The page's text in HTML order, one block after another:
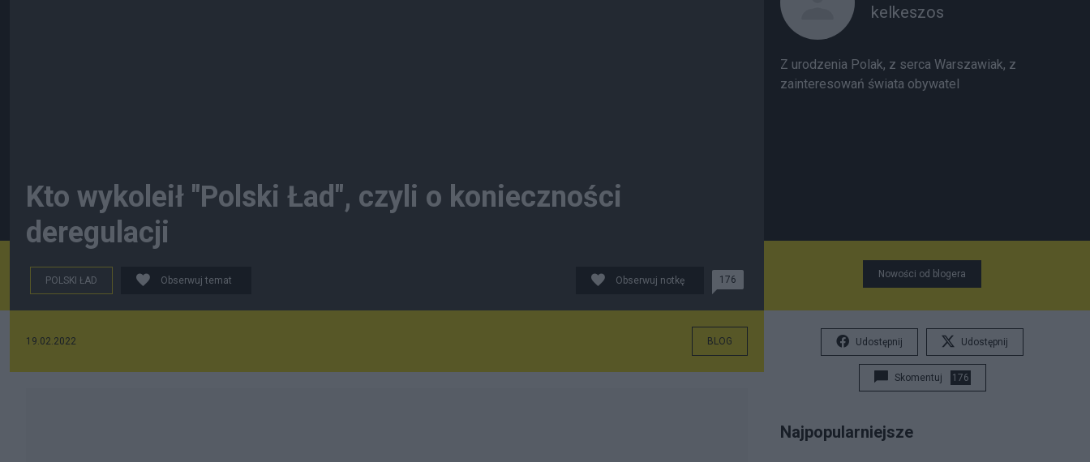
Kto wykoleił "Polski Ład", czyli o konieczności
deregulacji
POLSKI ŁAD Obserwuj temat Obserwuj notkę 176
19.02.2022 BLOG
kelkeszos
Z urodzenia Polak, z serca Warszawiak, z
zainteresowań świata obywatel
Nowości od blogera
Udostępnij Udostępnij
Skomentuj 176
Najpopularniejsze